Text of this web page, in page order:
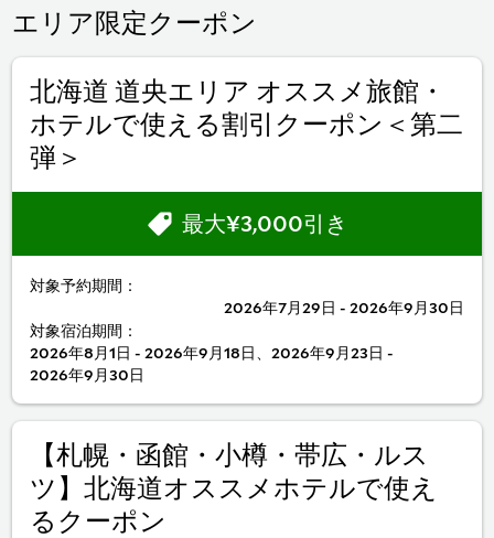
エリア限定クーポン
対象予約期間：
2026年7月29日 - 2026年9月30日
対象宿泊期間：
2026年8月1日 - 2026年9月18日、2026年9月23日 -
2026年9月30日
最大¥3,000引き
北海道 道央エリア オススメ旅館・
ホテルで使える割引クーポン＜第二
弾＞
【札幌・函館・小樽・帯広・ルス
ツ】北海道オススメホテルで使え
るクーポン